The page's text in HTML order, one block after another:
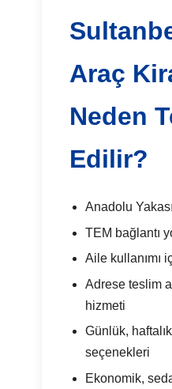
Araç
Neden
Edilir?
Anadolu
TEM bağlantı
Aile kullanımı
Adrese teslim
hizmeti
Günlük,
seçenekleri
Ekonomik,